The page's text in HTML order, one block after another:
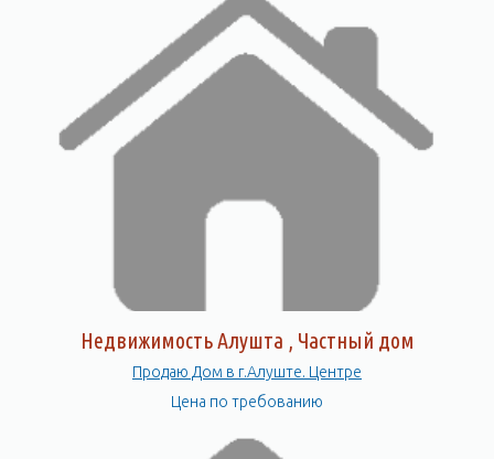
Недвижимость Алушта , Частный дом
Продаю Дом в г.Алуште. Центре
Цена по требованию